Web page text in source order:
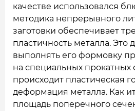
качестве использовался
методика непрерывного
заготовки обеспечивает
пластичность металла. Это
выполнять его формовку
на специальных прокатных
происходит пластическая
деформация металла. Как
площадь поперечного